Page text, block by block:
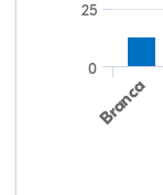
Branca
0
25